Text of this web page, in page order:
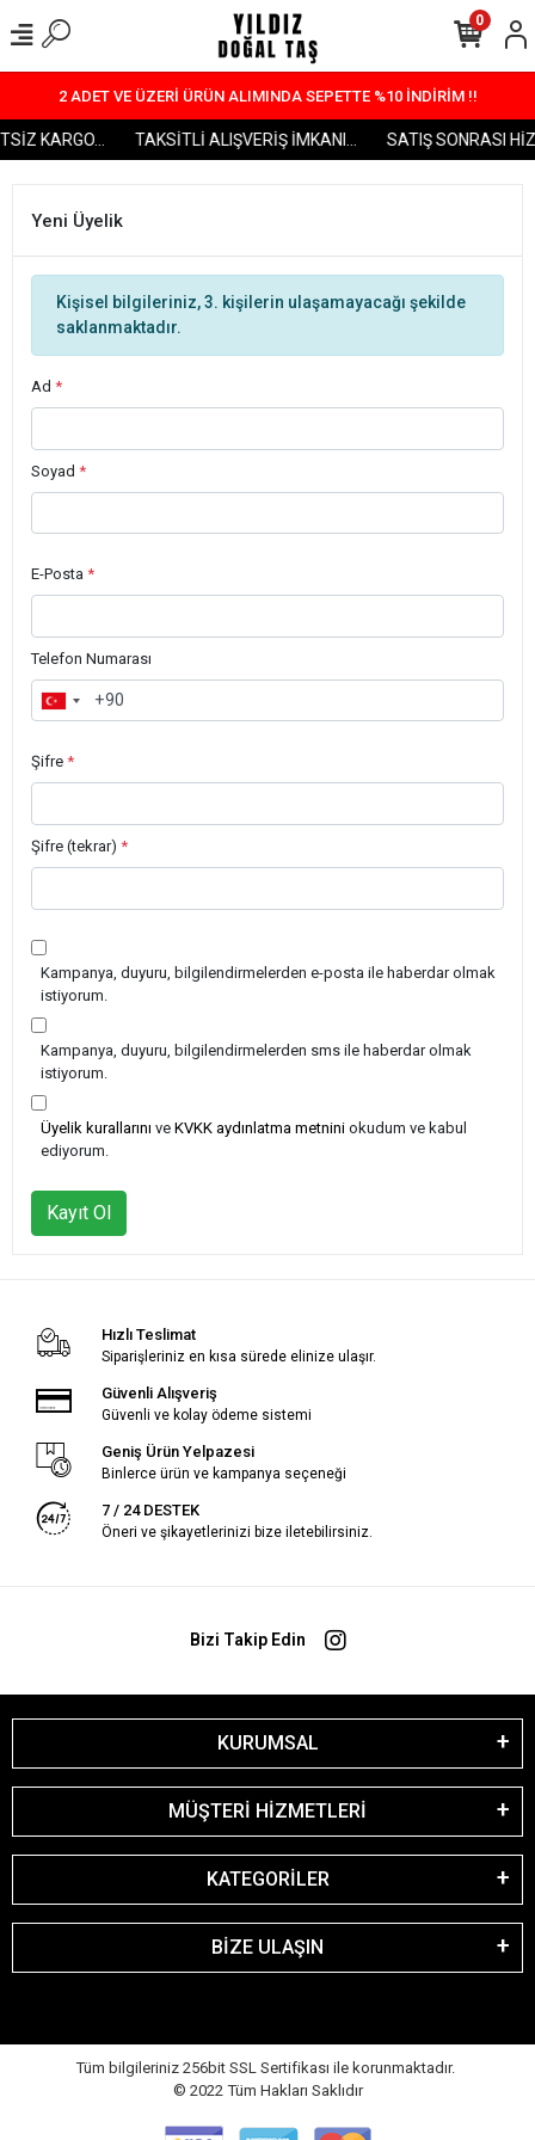
2 ADET VE ÜZERİ ÜRÜN ALIMINDA SEPETTE %10 İNDİRİM !!
KARGO... TAKSİTLİ ALIŞVERİŞ İMKANI... SATIŞ SONRASI
0
Yeni Üyelik
Kişisel bilgileriniz, 3. kişilerin ulaşamayacağı şekilde
saklanmaktadır.
Ad *
Soyad *
E-Posta *
Telefon Numarası
Şifre *
Şifre (tekrar) *
Kampanya, duyuru, bilgilendirmelerden e-posta ile haberdar olmak
istiyorum.
Kampanya, duyuru, bilgilendirmelerden sms ile haberdar olmak
istiyorum.
Üyelik kurallarını ve KVKK aydınlatma metnini okudum ve kabul
ediyorum.
Kayıt Ol
Hızlı Teslimat
Siparişleriniz en kısa sürede elinize ulaşır.
Güvenli Alışveriş
Güvenli ve kolay ödeme sistemi
Geniş Ürün Yelpazesi
Binlerce ürün ve kampanya seçeneği
7 / 24 DESTEK
Öneri ve şikayetlerinizi bize iletebilirsiniz.
Bizi Takip Edin
KURUMSAL
MÜŞTERİ HİZMETLERİ
KATEGORİLER
BİZE ULAŞIN
Tüm bilgileriniz 256bit SSL Sertifikası ile korunmaktadır.
© 2022 Tüm Hakları Saklıdır